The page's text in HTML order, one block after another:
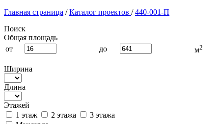
Главная страница / Каталог проектов / 440-001-П
Поиск
Общая площадь
от
до м2
Ширина
Длина
Этажей
1 этаж
2 этажа
3 этажа